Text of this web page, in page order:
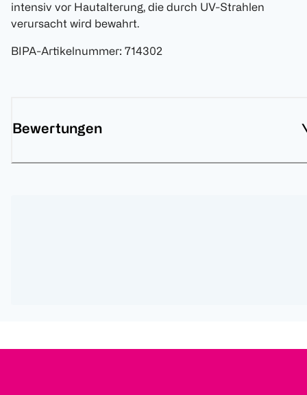
intensiv vor Hautalterung, die durch UV-Strahlen
verursacht wird bewahrt.
BIPA-Artikelnummer: 714302
Bewertungen